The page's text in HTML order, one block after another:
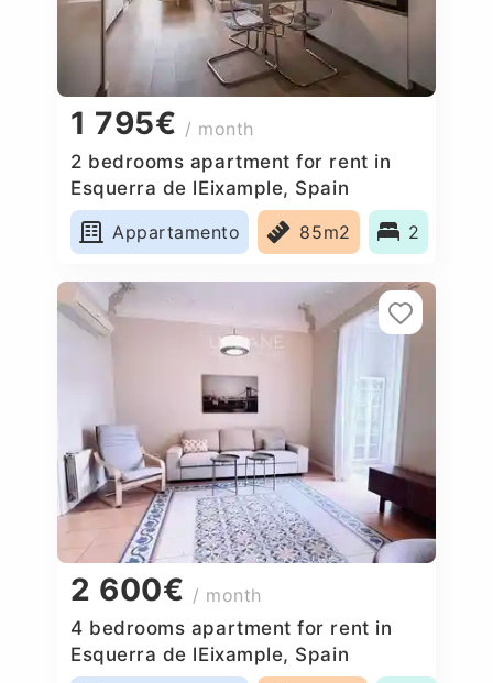
1 795€ / month
2 bedrooms apartment for rent in
Esquerra de lEixample, Spain
Appartamento
85m2 2
2 600€ / month
4 bedrooms apartment for rent in
Esquerra de lEixample, Spain